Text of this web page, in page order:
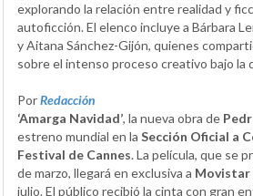
explorando la relación entre realidad y
autoficción. El elenco incluye a Bárbara
y Aitana Sánchez-Gijón, quienes
sobre el intenso proceso creativo bajo la
PorRedacción
‘Amarga Navidad’, la nueva obra de
estreno mundial en la Sección Oficial a
Festival de Cannes. La película, que se
de marzo, llegará en exclusiva a Movistar
julio. El público recibió la cinta con gran